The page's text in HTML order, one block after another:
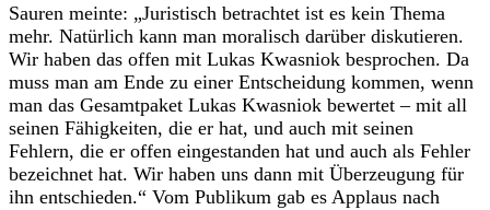
Sauren meinte: „Juristisch betrachtet ist es kein Thema
mehr. Natürlich kann man moralisch darüber diskutieren.
Wir haben das offen mit Lukas Kwasniok besprochen. Da
muss man am Ende zu einer Entscheidung kommen, wenn
man das Gesamtpaket Lukas Kwasniok bewertet – mit all
seinen Fähigkeiten, die er hat, und auch mit seinen
Fehlern, die er offen eingestanden hat und auch als Fehler
bezeichnet hat. Wir haben uns dann mit Überzeugung für
ihn entschieden.“ Vom Publikum gab es Applaus nach